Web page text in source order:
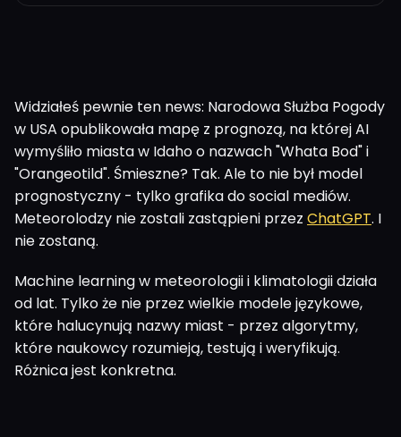
Widziałeś pewnie ten news: Narodowa Służba Pogody
w USA opublikowała mapę z prognozą, na której AI
wymyśliło miasta w Idaho o nazwach "Whata Bod" i
"Orangeotild". Śmieszne? Tak. Ale to nie był model
prognostyczny - tylko grafika do social mediów.
Meteorolodzy nie zostali zastąpieni przez ChatGPT. I
nie zostaną.
Machine learning w meteorologii i klimatologii działa
od lat. Tylko że nie przez wielkie modele językowe,
które halucynują nazwy miast - przez algorytmy,
które naukowcy rozumieją, testują i weryfikują.
Różnica jest konkretna.